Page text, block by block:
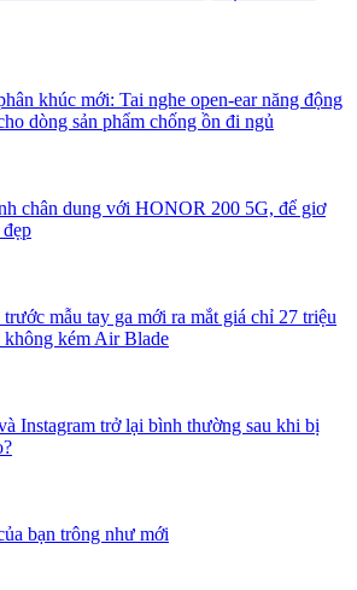
khúc mới: Tai nghe open-ear năng động
dòng sản phẩm chống ồn đi ngủ
chân dung với HONOR 200 5G, để giơ
mẫu tay ga mới ra mắt giá chỉ 27 triệu
không kém Air Blade
Instagram trở lại bình thường sau khi bị
bạn trông như mới